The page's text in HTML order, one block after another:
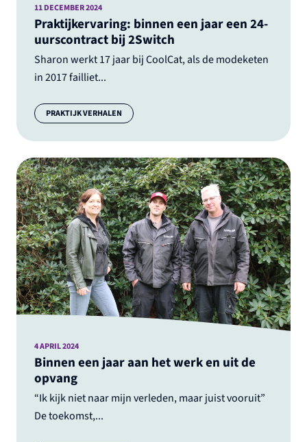
Praktijkervaring: binnen een jaar een 24-
uurscontract bij 2Switch
Sharon werkt 17 jaar bij CoolCat, als de modeketen
in 2017 failliet...
11 DECEMBER 2024
Categorie:
PRAKTIJK VERHALEN
Binnen een jaar aan het werk en uit de
opvang
“Ik kijk niet naar mijn verleden, maar juist vooruit”
De toekomst,...
4 APRIL 2024